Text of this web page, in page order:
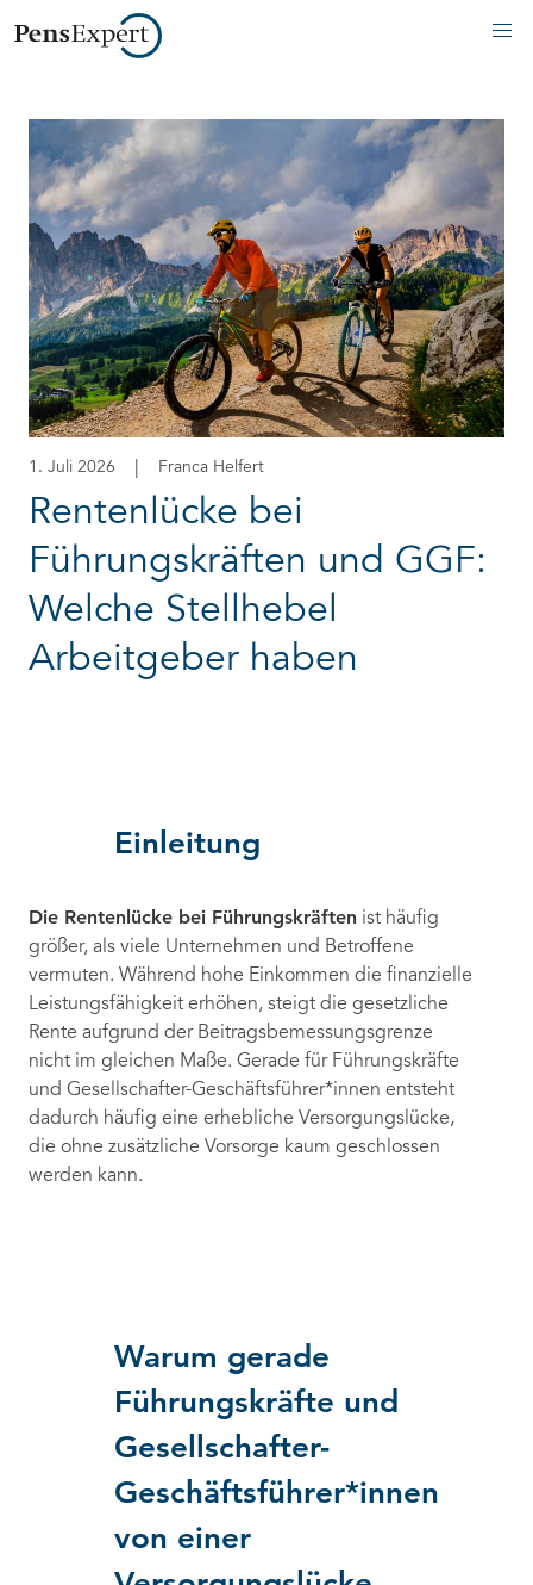
1. Juli 2026 Franca Helfert
Rentenlücke bei
Führungskräften und GGF:
Welche Stellhebel
Arbeitgeber haben
Einleitung
Die Rentenlücke bei Führungskräften ist häufig
größer, als viele Unternehmen und Betroffene
vermuten. Während hohe Einkommen die finanzielle
Leistungsfähigkeit erhöhen, steigt die gesetzliche
Rente aufgrund der Beitragsbemessungsgrenze
nicht im gleichen Maße. Gerade für Führungskräfte
und Gesellschafter-Geschäftsführer*innen entsteht
dadurch häufig eine erhebliche Versorgungslücke,
die ohne zusätzliche Vorsorge kaum geschlossen
werden kann.
Warum gerade
Führungskräfte und
Gesellschafter-
Geschäftsführer*innen
von einer